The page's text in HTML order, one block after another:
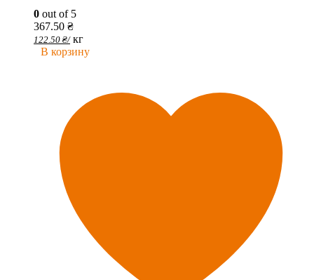
0 out of 5
367.50 ₴
122.50 ₴/ кг
В корзину